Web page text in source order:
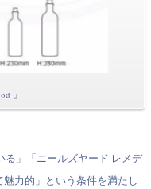
』
る」「ニールズヤード レメデ
力的」という条件を満たし